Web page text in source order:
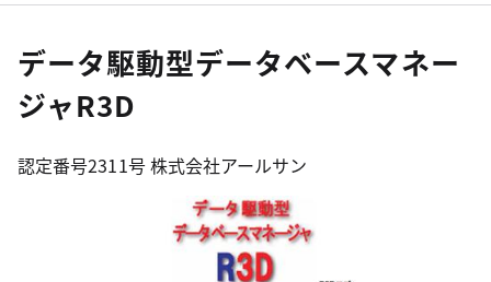
データ駆動型データベースマネー
ジャR3D
認定番号2311号 株式会社アールサン